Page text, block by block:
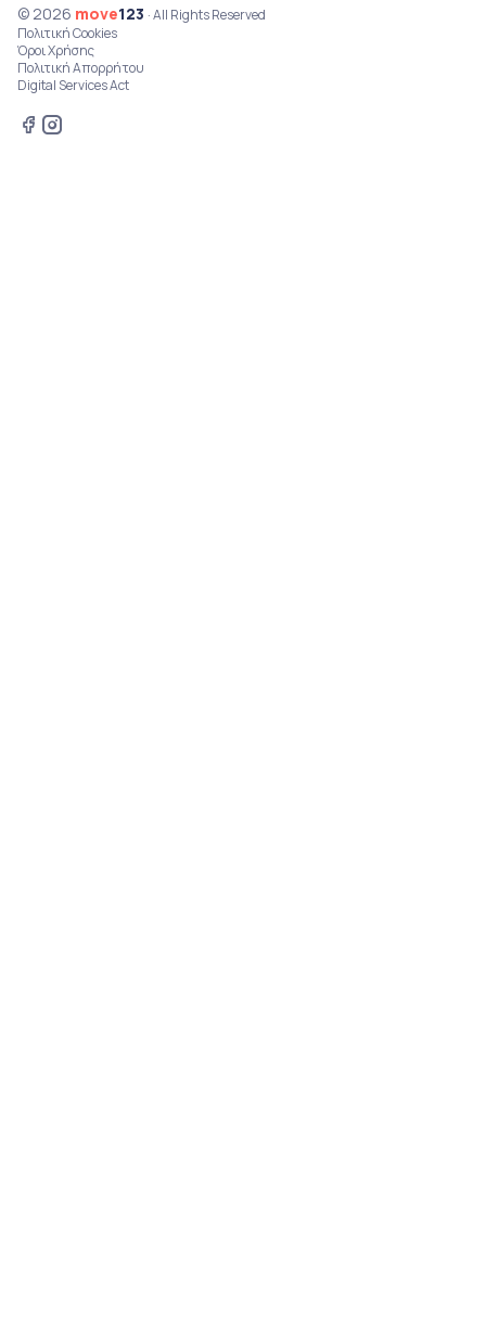
© 2026 move123 · All Rights Reserved
Πολιτική Cookies
Όροι Χρήσης
Πολιτική Απορρήτου
Digital Services Act